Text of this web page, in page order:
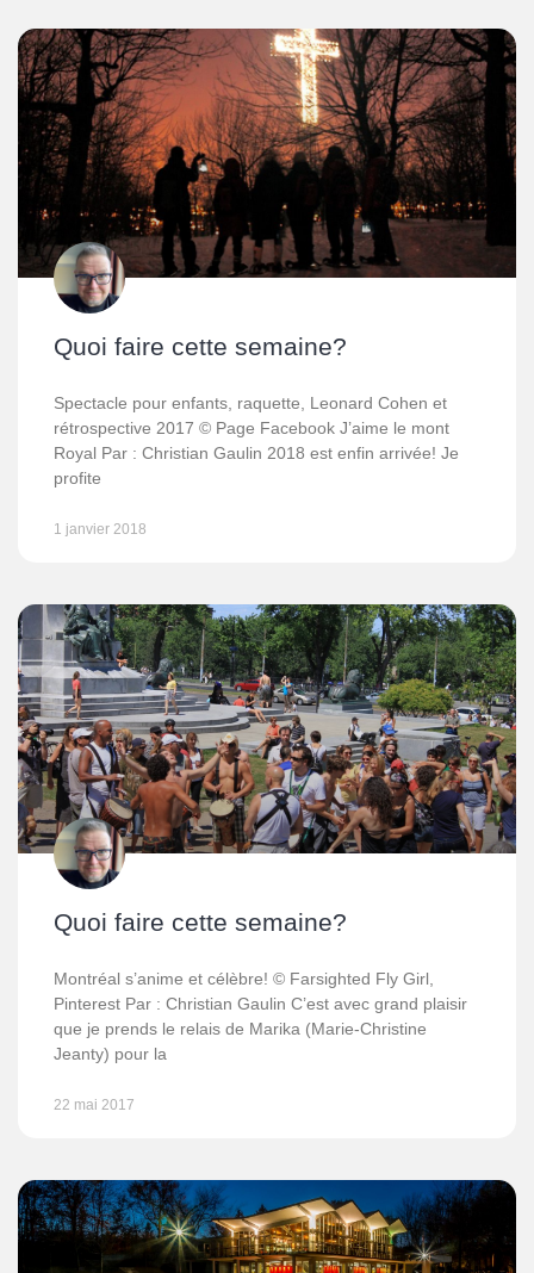
Quoi faire cette semaine?
Spectacle pour enfants, raquette, Leonard Cohen et
rétrospective 2017 © Page Facebook J’aime le mont
Royal Par : Christian Gaulin 2018 est enfin arrivée! Je
profite
1 janvier 2018
Quoi faire cette semaine?
Montréal s’anime et célèbre! © Farsighted Fly Girl,
Pinterest Par : Christian Gaulin C’est avec grand plaisir
que je prends le relais de Marika (Marie-Christine
Jeanty) pour la
22 mai 2017